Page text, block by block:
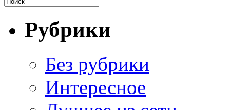
Рубрики
Без рубрики
Интересное